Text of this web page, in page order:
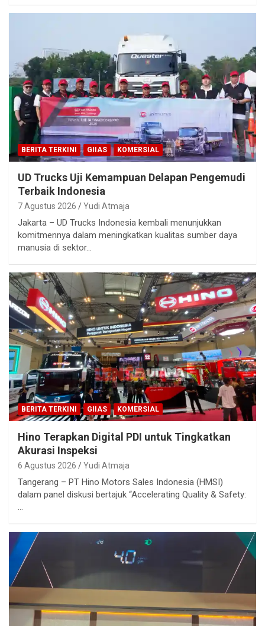
BERITA TERKINI GIIAS KOMERSIAL
UD Trucks Uji Kemampuan Delapan Pengemudi
Terbaik Indonesia
7 Agustus 2026 Yudi Atmaja
Jakarta – UD Trucks Indonesia kembali menunjukkan
komitmennya dalam meningkatkan kualitas sumber daya
manusia di sektor…
BERITA TERKINI GIIAS KOMERSIAL
Hino Terapkan Digital PDI untuk Tingkatkan
Akurasi Inspeksi
6 Agustus 2026 Yudi Atmaja
Tangerang – PT Hino Motors Sales Indonesia (HMSI)
dalam panel diskusi bertajuk “Accelerating Quality & Safety:
…